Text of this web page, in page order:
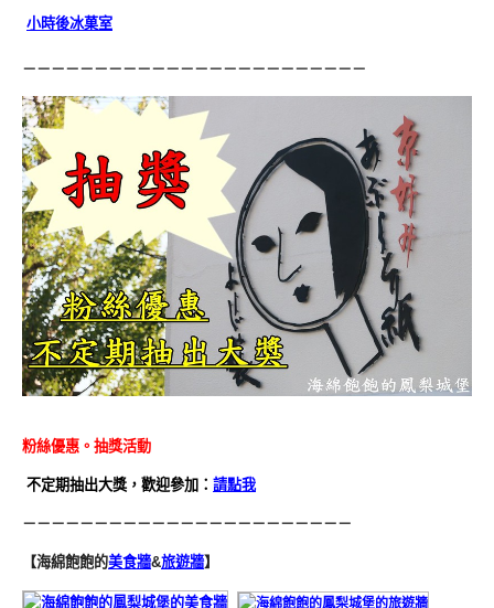
小時後冰菓室
－－－－－－－－－－－－－－－－－－－－－－－－
粉絲優惠。抽獎活動
不定期抽出大獎，歡迎參加： 請點我
－－－－－－－－－－－－－－－－－－－－－－－
【海綿飽飽的美食牆&旅遊牆】